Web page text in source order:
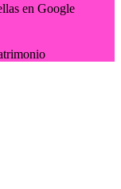
en Google